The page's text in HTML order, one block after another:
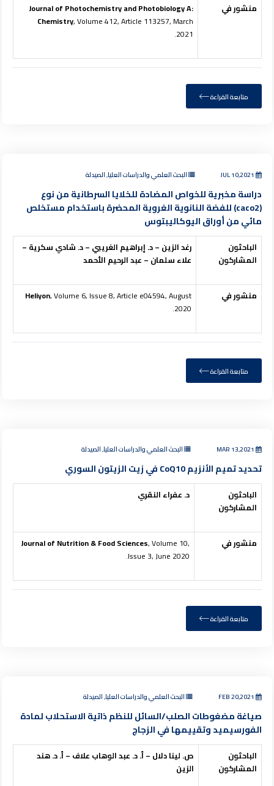
منشور في
Journal of Photochemistry and Photobiology A:
Chemistry, Volume 412, Article 113257, March
2021.
متابعة القراءة
البحث العلمي والدراسات العليا, الصيدلة
دراسة مخبرية للخواص المضادة للخلايا السرطانية من نوع
(caco2) للفضة النانوية الغروية المحضرة باستخدام مستخلص
مائي من أوراق اليوكاليبتوس
الباحثون
المشاركون
رغد الزين – د. إبراهيم الغريبي – د. شادي سكرية –
علاء سلمان – عبد الرحيم الأحمد
منشور في Heliyon, Volume 6, Issue 8, Article e04594, August
2020.
متابعة القراءة
البحث العلمي والدراسات العليا, الصيدلة
تحديد تميم الأنزيم CoQ10 في زيت الزيتون السوري
الباحثون
المشاركون
د. عفراء النقري
منشور في Journal of Nutrition & Food Sciences, Volume 10,
Issue 3, June 2020.
متابعة القراءة
البحث العلمي والدراسات العليا, الصيدلة
صياغة مضغوطات الصلب/السائل للنظم ذاتية الاستحلاب لمادة
الفورسيميد وتقييمها في الزجاج
الباحثون
المشاركون
ص. لينا دلال – أ. د. عبد الوهاب علاف – أ. د. هند
الزين